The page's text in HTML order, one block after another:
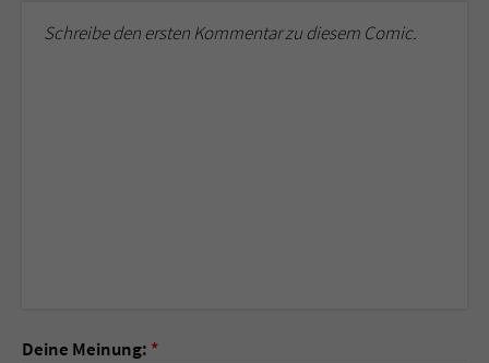
Schreibe den ersten Kommentar zu diesem Comic.
Deine Meinung: *